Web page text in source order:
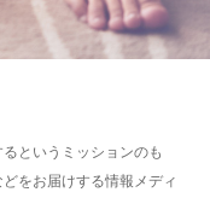
というミッションのも
をお届けする情報メディ